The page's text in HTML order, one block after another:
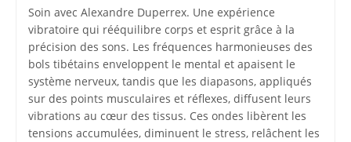
Soin avec Alexandre Duperrex. Une expérience
vibratoire qui rééquilibre corps et esprit grâce à la
précision des sons. Les fréquences harmonieuses des
bols tibétains enveloppent le mental et apaisent le
système nerveux, tandis que les diapasons, appliqués
sur des points musculaires et réflexes, diffusent leurs
vibrations au cœur des tissus. Ces ondes libèrent les
tensions accumulées, diminuent le stress, relâchent les